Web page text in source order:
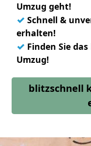
Umzug geht!
✓ Schnell &
erhalten!
✓ Finden Sie
Umzug!
blitzschnell